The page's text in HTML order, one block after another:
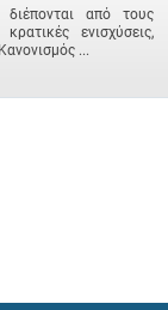
από τους
ενισχύσεις,
...